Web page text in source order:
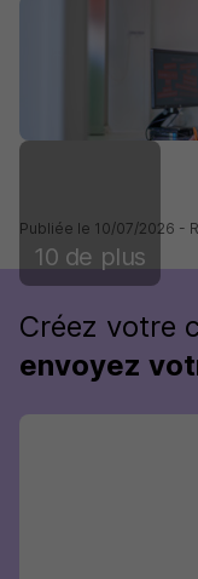
10 de plus
Publiée le 10/07/2026 -
Créez votre
envoyez